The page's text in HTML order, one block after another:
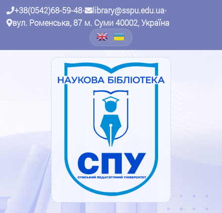
+38(0542)68-59-48• library@sspu.edu.ua•
вул. Роменська, 87 м. Суми 40002, Україна